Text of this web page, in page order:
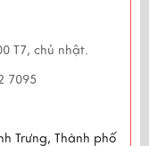
T7, chủ nhật.
7095
Trưng, Thành phố